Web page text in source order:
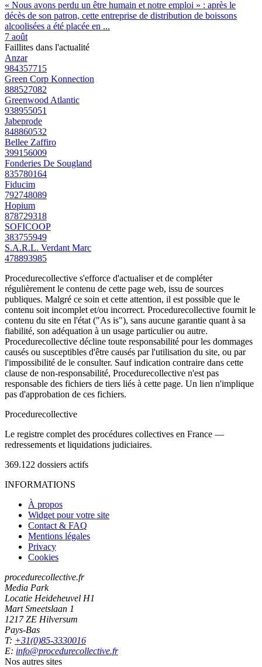
« Nous avons perdu un être humain et notre emploi » : après le
décès de son patron, cette entreprise de distribution de boissons
alcoolisées a été placée en ...
7 août
Faillites dans l'actualité
Anzar
984357715
Green Corp Konnection
888527082
Greenwood Atlantic
938955051
Jabeprode
848860532
Bellee Zaffiro
399156009
Fonderies De Sougland
835780164
Fiducim
792748089
Hopium
878729318
SOFICOOP
383755949
S.A.R.L. Verdant Marc
478893985
Procedurecollective s'efforce d'actualiser et de compléter
régulièrement le contenu de cette page web, issu de sources
publiques. Malgré ce soin et cette attention, il est possible que le
contenu soit incomplet et/ou incorrect. Procedurecollective fournit le
contenu du site en l'état ("As is"), sans aucune garantie quant à sa
fiabilité, son adéquation à un usage particulier ou autre.
Procedurecollective décline toute responsabilité pour les dommages
causés ou susceptibles d'être causés par l'utilisation du site, ou par
l'impossibilité de le consulter. Sauf indication contraire dans cette
clause de non-responsabilité, Procedurecollective n'est pas
responsable des fichiers de tiers liés à cette page. Un lien n'implique
pas d'approbation de ces fichiers.
Procedurecollective
Le registre complet des procédures collectives en France —
redressements et liquidations judiciaires.
369.122 dossiers actifs
INFORMATIONS
À propos
Widget pour votre site
Contact & FAQ
Mentions légales
Privacy
Cookies
procedurecollective.fr
Media Park
Locatie Heideheuvel H1
Mart Smeetslaan 1
1217 ZE Hilversum
Pays-Bas
T: +31(0)85-3330016
E: info@procedurecollective.fr
Nos autres sites